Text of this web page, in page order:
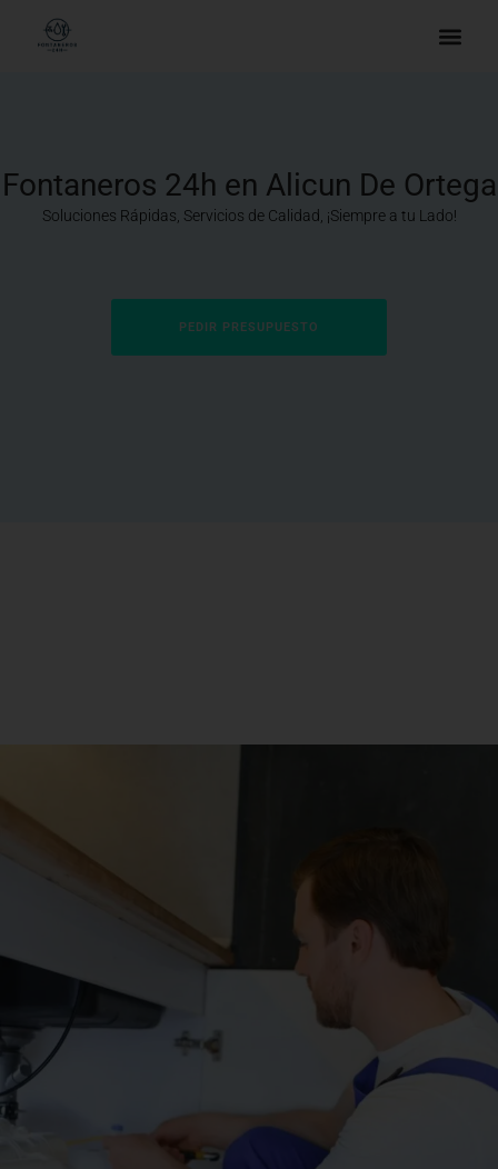
Fontaneros 24h en Alicun De Ortega
Soluciones Rápidas, Servicios de Calidad, ¡Siempre a tu Lado!
PEDIR PRESUPUESTO